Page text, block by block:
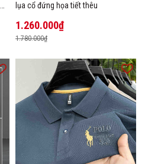
lụa cổ đứng họa tiết thêu
1.260.000₫
1.780.000₫